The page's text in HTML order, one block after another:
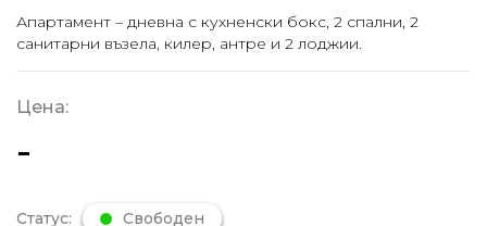
Апартамент – дневна с кухненски бокс, 2 спални, 2
санитарни възела, килер, антре и 2 лоджии.
Цена:
-
Статус: Свободен